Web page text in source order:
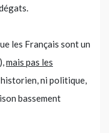
les Français sont un
mais pas les
historien, ni politique,
bassement